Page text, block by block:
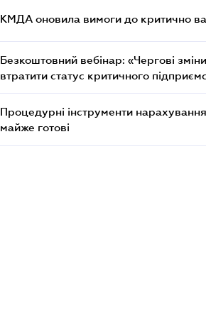
КМДА оновила вимоги до критично
Безкоштовний вебінар: «Чергові
втратити статус критичного
Процедурні інструменти
майже готові